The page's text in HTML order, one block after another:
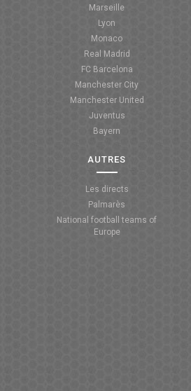
Marseille
Lyon
Monaco
Real Madrid
FC Barcelona
Manchester City
Manchester United
Juventus
Bayern
AUTRES
Les directs
Palmarès
National football teams of
Europe